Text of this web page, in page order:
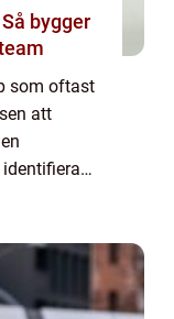
bygger
som oftast
att